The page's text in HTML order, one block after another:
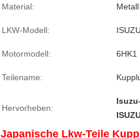
Material:
Metall
LKW-Modell: ISUZU
Motormodell: 6HK1
Teilename:
Hervorheben:
Japanische Lkw-Teile